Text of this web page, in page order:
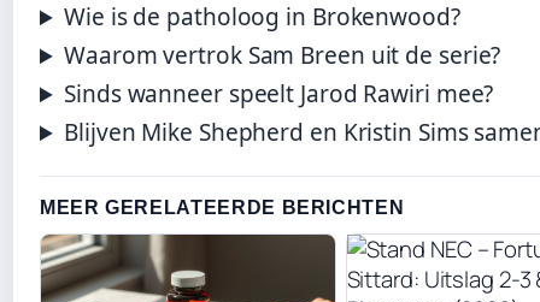
Wie is de patholoog in Brokenwood?
Waarom vertrok Sam Breen uit de serie?
Sinds wanneer speelt Jarod Rawiri mee?
Blijven Mike Shepherd en Kristin Sims
MEER GERELATEERDE BERICHTEN